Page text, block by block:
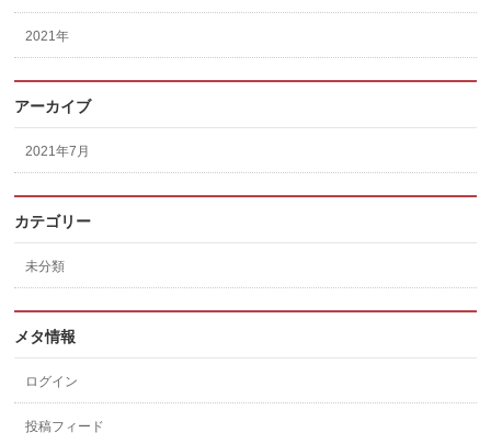
2021年
アーカイブ
2021年7月
カテゴリー
未分類
メタ情報
ログイン
投稿フィード